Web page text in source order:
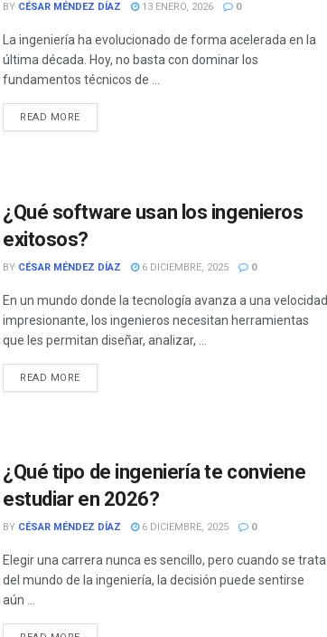
BY CÉSAR MÉNDEZ DÍAZ 13 ENERO, 2026 0
La ingeniería ha evolucionado de forma acelerada en la
última década. Hoy, no basta con dominar los
fundamentos técnicos de ...
READ MORE
¿Qué software usan los ingenieros
exitosos?
BY CÉSAR MÉNDEZ DÍAZ 6 DICIEMBRE, 2025 0
En un mundo donde la tecnología avanza a una velocidad
impresionante, los ingenieros necesitan herramientas
que les permitan diseñar, analizar, ...
READ MORE
¿Qué tipo de ingeniería te conviene
estudiar en 2026?
BY CÉSAR MÉNDEZ DÍAZ 6 DICIEMBRE, 2025 0
Elegir una carrera nunca es sencillo, pero cuando se trata
del mundo de la ingeniería, la decisión puede sentirse
aún ...